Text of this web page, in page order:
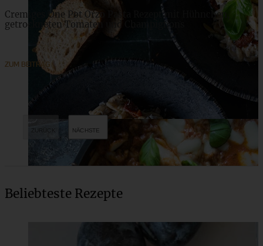
Cremiges One Pot Orzo Pasta Rezept mit Hühnchen,
getrockneten Tomaten und Champignons
ZUM BEITRAG
Beliebteste Rezepte